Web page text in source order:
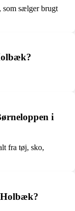
som sælger brugt
i
fra tøj, sko,